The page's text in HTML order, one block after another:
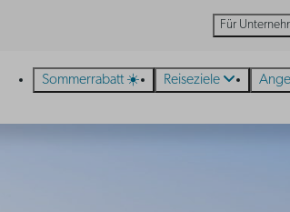
Für
Sommerrabatt ☀️ Reiseziele